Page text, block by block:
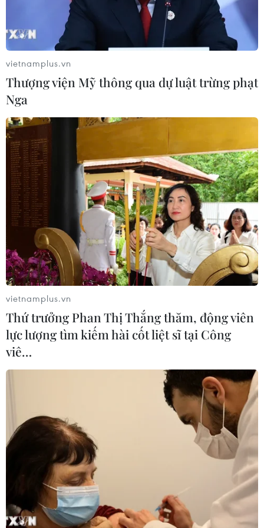
Apple ra mắt phiên bản trợ lý giọng
nói Siri tích hợp AI thế hệ mới
Thử nghiệm trên người vaccine “phổ
quát” đầu tiên do AI thiết kế
05/06/2026 22:48
Viettel huấn luyện mô hình AI chủ
quyền tiếng Việt với 120 tỷ tham số
04/06/2026 11:07
OpenAI ra mắt các công cụ Codex
mới dành cho công việc văn phòng
02/06/2026 23:43
CƠ QUAN CHỦ QUẢN: THÔNG TẤN XÃ VIỆT NAM
Tổng Biên tập: TRẦN TIẾN DUẨN
Phó Tổng Biên tập: NGUYỄN THỊ TÁM, KHÚC THANH
THỦY
vietnamplus.vn
Thượng viện Mỹ thông qua dự luật trừng phạt
Nga
vietnamplus.vn
Thứ trưởng Phan Thị Thắng thăm, động viên
lực lượng tìm kiếm hài cốt liệt sĩ tại Công
viê…